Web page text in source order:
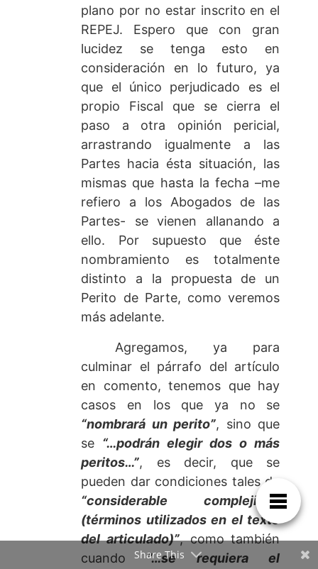
plano por no estar inscrito en el
REPEJ. Espero que con gran
lucidez se tenga esto en
consideración en lo futuro, ya
que el único perjudicado es el
propio Fiscal que se cierra el
paso a otra opinión pericial,
arrastrando igualmente a las
Partes hacia ésta situación, las
mismas que hasta la fecha –me
refiero a los Abogados de las
Partes- se vienen allanando a
ello. Por supuesto que éste
nombramiento es totalmente
distinto a la propuesta de un
Perito de Parte, como veremos
más adelante.
Agregamos, ya para
culminar el párrafo del artículo
en comento, tenemos que hay
casos en los que ya no se
“nombrará un perito”, sino que
se “…podrán elegir dos o más
peritos…”, es decir, que se
pueden dar condiciones tales de
“considerable complejidad
(términos utilizados en el texto
del articulado)”, como también
cuando“…se requiera el
Share This